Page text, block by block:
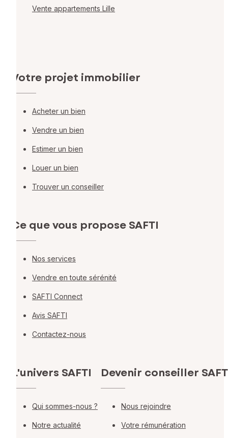
Vente appartements Lille
Votre projet immobilier
Acheter un bien
Vendre un bien
Estimer un bien
Louer un bien
Trouver un conseiller
Ce que vous propose SAFTI
Nos services
Vendre en toute sérénité
SAFTI Connect
Avis SAFTI
Contactez-nous
L'univers SAFTI
Qui sommes-nous ?
Notre actualité
Devenir conseiller
Nous rejoindre
Votre rémunération